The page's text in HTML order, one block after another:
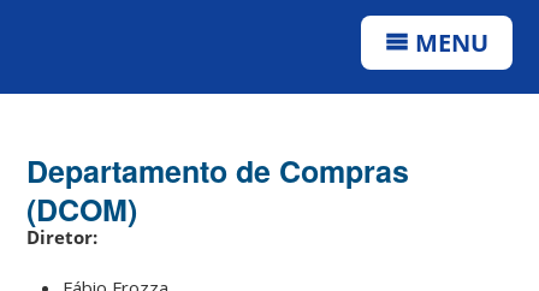
MENU
Departamento de Compras
(DCOM)
Diretor: